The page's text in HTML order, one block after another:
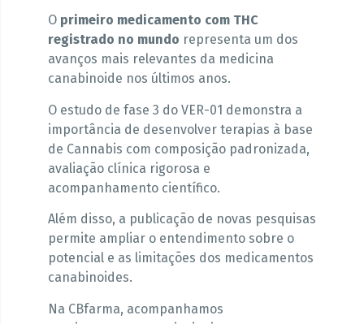
O primeiro medicamento com THC
registrado no mundo representa um dos
avanços mais relevantes da medicina
canabinoide nos últimos anos.
O estudo de fase 3 do VER-01 demonstra a
importância de desenvolver terapias à base
de Cannabis com composição padronizada,
avaliação clínica rigorosa e
acompanhamento científico.
Além disso, a publicação de novas pesquisas
permite ampliar o entendimento sobre o
potencial e as limitações dos medicamentos
canabinoides.
Na CBfarma, acompanhamos